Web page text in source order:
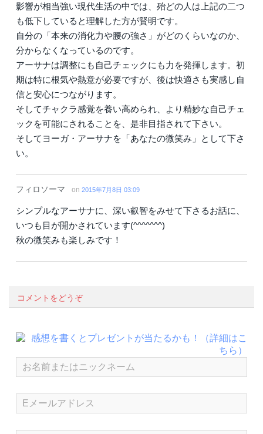
影響が相当強い現代生活の中では、殆どの人は上記の二つ
も低下していると理解した方が賢明です。
自分の「本来の消化力や腰の強さ」がどのくらいなのか、
分からなくなっているのです。
アーサナは調整にも自己チェックにも力を発揮します。初
期は特に根気や熱意が必要ですが、後は快適さも実感し自
信と安心につながります。
そしてチャクラ感覚を養い高められ、より精妙な自己チェ
ックを可能にされることを、是非目指されて下さい。
そしてヨーガ・アーサナを「あなたの微笑み」として下さ
い。
フィロソーマ on 2015年7月8日 03:09
シンプルなアーサナに、深い叡智をみせて下さるお話に、
いつも目が開かされています(^^^^^^^)
秋の微笑みも楽しみです！
コメントをどうぞ